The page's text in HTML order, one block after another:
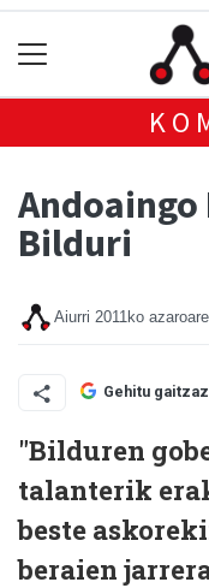
Andoaingo
Bilduri
Aiurri 2011ko
Gehitu
"Bilduren
talanterik
beste
beraien